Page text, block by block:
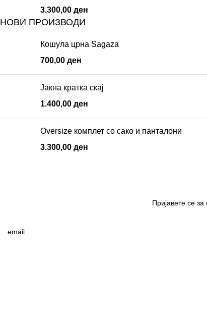
3.300,00 ден
НОВИ ПРОИЗВОДИ
Кошула црна Sagaza
700,00 ден
Јакна кратка скај
1.400,00 ден
Oversize комплет со сако и панталони
3.300,00 ден
Пријавете се